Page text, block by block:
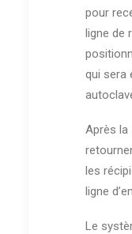
pour
ligne de
qui sera
Après la
les
ligne
Le